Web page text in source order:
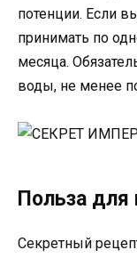
потенции. Если
принимать по
месяца.
воды, не менее
Польза
Секретный